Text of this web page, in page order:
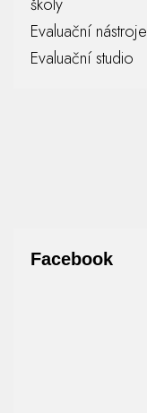
Evaluační nástroje
Evaluační studio
Facebook